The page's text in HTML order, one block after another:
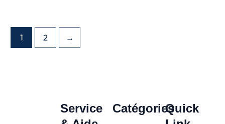
1 2 →
Service
CatégoriesQuick